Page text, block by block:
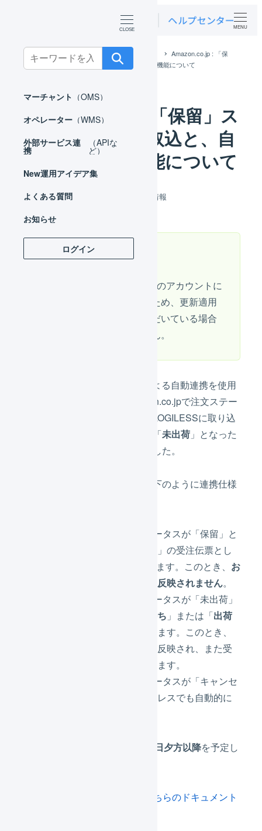
Search
for:
マーチャント （OMS）
オペレーター （WMS）
外部サービス連
携
（APIな
ど）
New運用アイデア集
よくある質問
お知らせ
ログイン
MENU
ホーム お知らせ アップデート情報
Amazon.co.jp : 「保
留」ステータスの受注取込と、自動キャンセル機能について
Amazon.co.jp : 「保留」ス
テータスの受注取込と、自
動キャンセル機能について
投稿日
2019年11月29日 アップデート情報
本リリースのお知らせ
この機能は、β版として一部のアカウントに
適用されていました。そのため、更新適用
日以前から既にご利用いただいている場合
は、機能に変更はありません。
Amazon.co.jp の店舗で、APIによる自動連携を使用
している場合、これまでAmazon.co.jpで注文ステー
」となった注文はLOGILESSに取り込
まれず、「保留」が解除されて「未出荷」となった
タイミングで取り込まれていました。
今回のアップデートにより、以下のように連携仕様
Amazon.co.jp で 注文ステータスが「保留」と
」の受注伝票とし
てLOGILESSに取り込まれます。このとき、 お
届け先情報や、価格情報は反映されません。
Amazon.co.jp で 注文ステータスが「未出荷」
引当待ち 」または「出荷
」に受注伝票が移動します。このとき、
お届け先情報や価格情報が反映され、また受
注伝票のマクロが適用されます。
Amazon.co.jp で 注文ステータスが「キャンセ
ル」になった注文は、ロジレスでも自動的に
2019年12月3日夕方以降を予定し
こちらのドキュメント